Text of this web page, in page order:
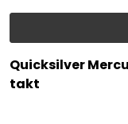
Quicksilver
takt